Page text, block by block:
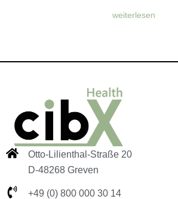
weiterlesen
Otto-Lilienthal-Straße 20
D-48268 Greven
+49 (0) 800 000 30 14